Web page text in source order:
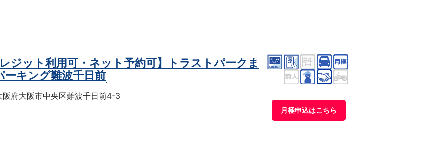
ジット利用可・ネット予約可】トラストパークま
ーキング難波千日前
阪府大阪市中央区難波千日前4-3
月極申込はこちら